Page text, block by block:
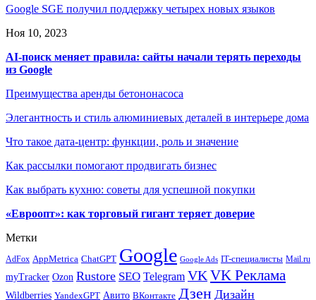
Google SGE получил поддержку четырех новых языков
Ноя 10, 2023
AI-поиск меняет правила: сайты начали терять переходы
из Google
Преимущества аренды бетононасоса
Элегантность и стиль алюминиевых деталей в интерьере дома
Что такое дата-центр: функции, роль и значение
Как рассылки помогают продвигать бизнес
Как выбрать кухню: советы для успешной покупки
«Евроопт»: как торговый гигант теряет доверие
Метки
AdFox AppMetrica ChatGPT Google Google Ads IT-специалисты Mail.ru
myTracker Ozon Rustore SEO Telegram VKVK Реклама
Wildberries YandexGPT Авито ВКонтакте Дзен Дизайн